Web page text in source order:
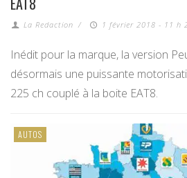
La Redaction / 1 février 2018 - 11 h
Inédit pour la marque, la version
désormais une puissante
225 ch couplé à la boite EAT8.
AUTOS